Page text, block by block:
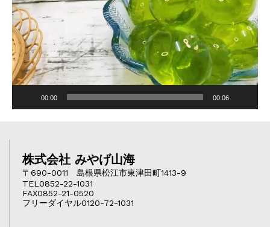
00:00 00:06
株式会社 みやげ山海
〒690-0011 島根県松江市東津田町1413-9
TEL0852-22-1031
FAX0852-21-0520
フリーダイヤル0120-72-1031